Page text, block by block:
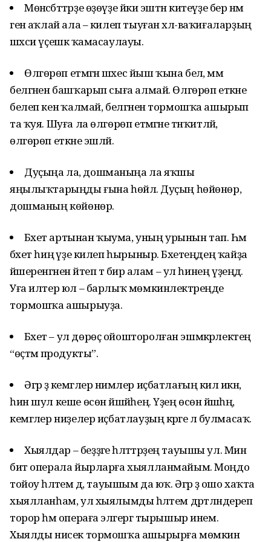
Мөнәсәбәттәрҙе өҙөүҙе йәки эштән китеүҙе бер нәмә
генә аҡлай ала – килеп тыуған хәл-ваҡиғаларҙың
шәхси үҫешкә ҡамасаулауы.
Өлгөрөп етмәгән шәхес йыш ҡына белә, әммә
белгәнен башҡарып сыға алмай. Өлгөрөп еткәне
белеп кенә ҡалмай, белгәнен тормошҡа ашырып
та ҡуя. Шуға ла өлгөрөп етмәгәне тәнҡитләй,
өлгөрөп еткәне эшләй.
Дуҫыңа ла, дошманыңа ла яҡшы
яңылыҡтарыңды ғына һөйлә. Дуҫың һөйөнөр,
дошманың көйөнөр.
Бәхет артынан ҡыума, уның урынын тап. Һәм
бәхет һиңә үҙе килеп һырыныр. Бәхетеңдең ҡайҙа
йәшеренгәнен әйтеп тә бирә алам – ул һинең үҙеңдә.
Уға илтер юл – барлыҡ мөмкинлектәреңде
тормошҡа ашырыуҙа.
Бәхет – ул дөрөҫ ойошторолған эшмәкәрлектең
“өҫтәмә продукты”.
Әгәр ҙә кемгәлер нимәлер иҫбатлағың килә икән,
һин шул кеше өсөн йәшәйһең. Үҙең өсөн йәшәһәң,
кемгәлер ниҙелер иҫбатлауҙың кәрәге лә булмасаҡ.
Хыялдар – беҙҙәге һәләттәрҙең тауышы ул. Мин
бит операла йырларға хыялланмайым. Моңдо
тойоу һәләтем дә, тауышым да юҡ. Әгәр ҙә ошо хаҡта
хыялланһам, ул хыялымды һәләтем дәртләндереп
торор һәм операға эләгергә тырышыр инем.
Хыялды нисек тормошҡа ашырырға мөмкин